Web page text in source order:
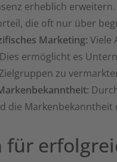
erheblich
die oft nur über
Marketing: Viele
ermöglicht es
zu
die
für